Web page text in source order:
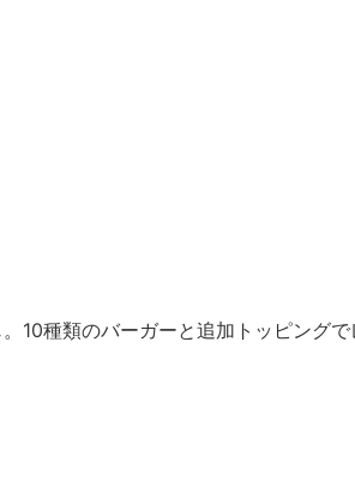
10種類のバーガーと追加トッピング